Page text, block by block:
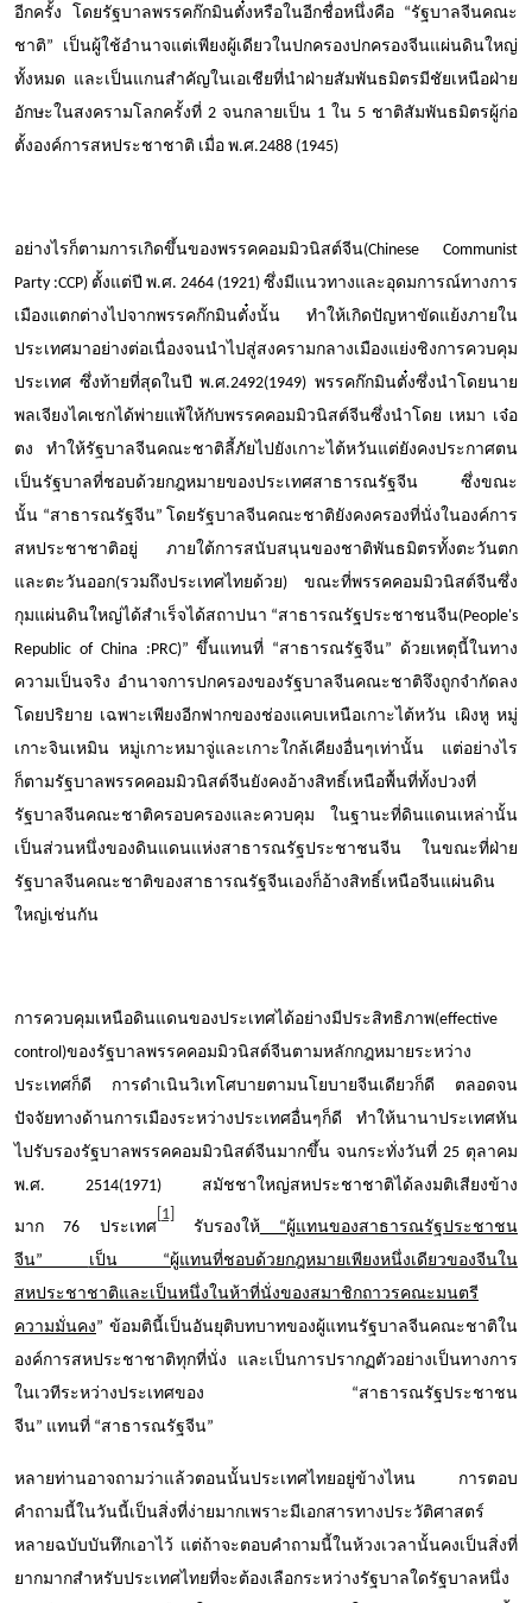
อีกครั้ง โดยรัฐบาลพรรคก๊กมินตั๋งหรือในอีกชื่อหนึ่งคือ “รัฐบาลจีนคณะ
ชาติ” เป็นผู้ใช้อำนาจแต่เพียงผู้เดียวในปกครองปกครองจีนแผ่นดินใหญ่
ทั้งหมด และเป็นแกนสำคัญในเอเชียที่นำฝ่ายสัมพันธมิตรมีชัยเหนือฝ่าย
อักษะในสงครามโลกครั้งที่ 2 จนกลายเป็น 1 ใน 5 ชาติสัมพันธมิตรผู้ก่อ
ตั้งองค์การสหประชาชาติ เมื่อ พ.ศ.2488 (1945)
อย่างไรก็ตามการเกิดขึ้นของพรรคคอมมิวนิสต์จีน(Chinese Communist
Party :CCP) ตั้งแต่ปี พ.ศ. 2464 (1921) ซึ่งมีแนวทางและอุดมการณ์ทางการ
เมืองแตกต่างไปจากพรรคก๊กมินตั๋งนั้น ทำให้เกิดปัญหาขัดแย้งภายใน
ประเทศมาอย่างต่อเนื่องจนนำไปสู่สงครามกลางเมืองแย่งชิงการควบคุม
ประเทศ ซึ่งท้ายที่สุดในปี พ.ศ.2492(1949) พรรคก๊กมินตั๋งซึ่งนำโดยนาย
พลเจียงไคเชกได้พ่ายแพ้ให้กับพรรคคอมมิวนิสต์จีนซึ่งนำโดย เหมา เจ๋อ
ตง ทำให้รัฐบาลจีนคณะชาติลี้ภัยไปยังเกาะไต้หวันแต่ยังคงประกาศตน
เป็นรัฐบาลที่ชอบด้วยกฎหมายของประเทศสาธารณรัฐจีน ซึ่งขณะ
นั้น “สาธารณรัฐจีน” โดยรัฐบาลจีนคณะชาติยังคงครองที่นั่งในองค์การ
สหประชาชาติอยู่ ภายใต้การสนับสนุนของชาติพันธมิตรทั้งตะวันตก
และตะวันออก(รวมถึงประเทศไทยด้วย) ขณะที่พรรคคอมมิวนิสต์จีนซึ่ง
กุมแผ่นดินใหญ่ได้สำเร็จได้สถาปนา “สาธารณรัฐประชาชนจีน(People's
Republic of China :PRC)”ขึ้นแทนที่ “สาธารณรัฐจีน” ด้วยเหตุนี้ในทาง
ความเป็นจริง อำนาจการปกครองของรัฐบาลจีนคณะชาติจึงถูกจำกัดลง
โดยปริยาย เฉพาะเพียงอีกฟากของช่องแคบเหนือเกาะไต้หวัน เผิงหู หมู่
เกาะจินเหมิน หมู่เกาะหมาจู่และเกาะใกล้เคียงอื่นๆเท่านั้น แต่อย่างไร
ก็ตามรัฐบาลพรรคคอมมิวนิสต์จีนยังคงอ้างสิทธิ์เหนือพื้นที่ทั้งปวงที่
รัฐบาลจีนคณะชาติครอบครองและควบคุม ในฐานะที่ดินแดนเหล่านั้น
เป็นส่วนหนึ่งของดินแดนแห่งสาธารณรัฐประชาชนจีน ในขณะที่ฝ่าย
รัฐบาลจีนคณะชาติของสาธารณรัฐจีนเองก็อ้างสิทธิ์เหนือจีนแผ่นดิน
ใหญ่เช่นกัน
การควบคุมเหนือดินแดนของประเทศได้อย่างมีประสิทธิภาพ(effective
control)ของรัฐบาลพรรคคอมมิวนิสต์จีนตามหลักกฎหมายระหว่าง
ประเทศก็ดี การดำเนินวิเทโศบายตามนโยบายจีนเดียวก็ดี ตลอดจน
ปัจจัยทางด้านการเมืองระหว่างประเทศอื่นๆก็ดี ทำให้นานาประเทศหัน
ไปรับรองรัฐบาลพรรคคอมมิวนิสต์จีนมากขึ้น จนกระทั่งวันที่ 25 ตุลาคม
พ.ศ. 2514(1971) สมัชชาใหญ่สหประชาชาติได้ลงมติเสียงข้าง
มาก76 ประเทศ
[1]
รับรองให้ “ผู้แทนของสาธารณรัฐประชาชน
จีน” เป็น “ผู้แทนที่ชอบด้วยกฎหมายเพียงหนึ่งเดียวของจีนใน
สหประชาชาติและเป็นหนึ่งในห้าที่นั่งของสมาชิกถาวรคณะมนตรี
ความมั่นคง” ข้อมตินี้เป็นอันยุติบทบาทของผู้แทนรัฐบาลจีนคณะชาติใน
องค์การสหประชาชาติทุกที่นั่ง และเป็นการปรากฏตัวอย่างเป็นทางการ
ในเวทีระหว่างประเทศของ “สาธารณรัฐประชาชน
จีน” แทนที่ “สาธารณรัฐจีน”
หลายท่านอาจถามว่าแล้วตอนนั้นประเทศไทยอยู่ข้างไหน การตอบ
คำถามนี้ในวันนี้เป็นสิ่งที่ง่ายมากเพราะมีเอกสารทางประวัติศาสตร์
หลายฉบับบันทึกเอาไว้ แต่ถ้าจะตอบคำถามนี้ในห้วงเวลานั้นคงเป็นสิ่งที่
ยากมากสำหรับประเทศไทยที่จะต้องเลือกระหว่างรัฐบาลใดรัฐบาลหนึ่ง